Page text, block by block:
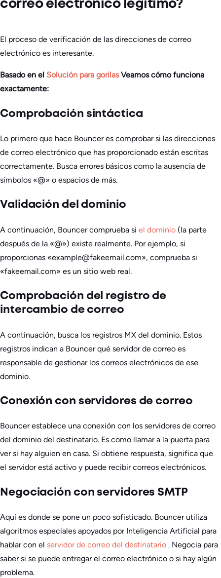
correo electrónico legítimo?
El proceso de verificación de las direcciones de correo
electrónico es interesante.
Basado en el Solución para gorilasVeamos cómo funciona
exactamente:
Comprobación sintáctica
Lo primero que hace Bouncer es comprobar si las direcciones
de correo electrónico que has proporcionado están escritas
correctamente. Busca errores básicos como la ausencia de
símbolos «@» o espacios de más.
Validación del dominio
A continuación, Bouncer comprueba si el dominio (la parte
después de la «@») existe realmente. Por ejemplo, si
proporcionas «example@fakeemail.com», comprueba si
«fakeemail.com» es un sitio web real.
Comprobación del registro de
intercambio de correo
A continuación, busca los registros MX del dominio. Estos
registros indican a Bouncer qué servidor de correo es
responsable de gestionar los correos electrónicos de ese
dominio.
Conexión con servidores de correo
Bouncer establece una conexión con los servidores de correo
del dominio del destinatario. Es como llamar a la puerta para
ver si hay alguien en casa. Si obtiene respuesta, significa que
el servidor está activo y puede recibir correos electrónicos.
Negociación con servidores SMTP
Aquí es donde se pone un poco sofisticado. Bouncer utiliza
algoritmos especiales apoyados por Inteligencia Artificial para
hablar con el servidor de correo del destinatario . Negocia para
saber si se puede entregar el correo electrónico o si hay algún
problema.